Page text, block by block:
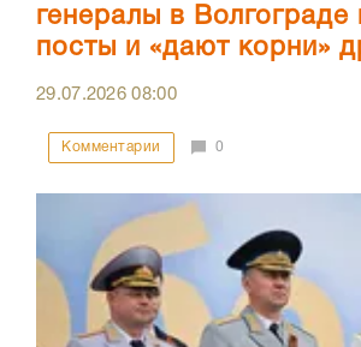
генералы в Волгограде
посты и «дают корни»
29.07.202608:00
Комментарии 0